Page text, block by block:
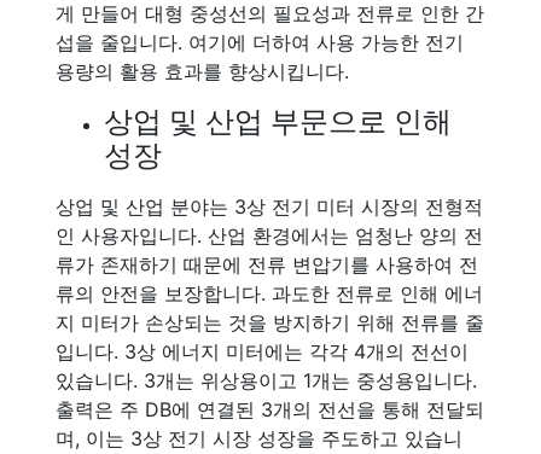
게 만들어 대형 중성선의 필요성과 전류로 인한 간
섭을 줄입니다. 여기에 더하여 사용 가능한 전기
용량의 활용 효과를 향상시킵니다.
상업 및 산업 부문으로 인해
성장
상업 및 산업 분야는 3상 전기 미터 시장의 전형적
인 사용자입니다. 산업 환경에서는 엄청난 양의 전
류가 존재하기 때문에 전류 변압기를 사용하여 전
류의 안전을 보장합니다. 과도한 전류로 인해 에너
지 미터가 손상되는 것을 방지하기 위해 전류를 줄
입니다. 3상 에너지 미터에는 각각 4개의 전선이
있습니다. 3개는 위상용이고 1개는 중성용입니다.
출력은 주 DB에 연결된 3개의 전선을 통해 전달되
며, 이는 3상 전기 시장 성장을 주도하고 있습니